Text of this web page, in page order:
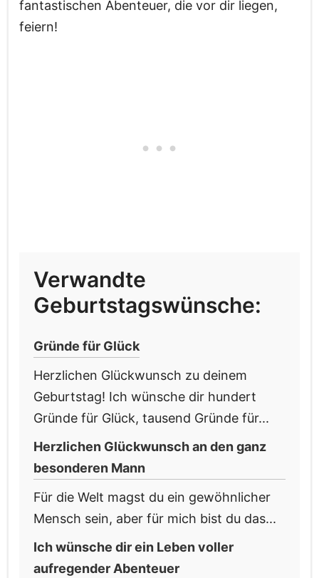
fantastischen Abenteuer, die vor dir liegen,
feiern!
Verwandte
Geburtstagswünsche:
Gründe für Glück
Herzlichen Glückwunsch zu deinem
Geburtstag! Ich wünsche dir hundert
Gründe für Glück, tausend Gründe für...
Herzlichen Glückwunsch an den ganz
besonderen Mann
Für die Welt magst du ein gewöhnlicher
Mensch sein, aber für mich bist du das...
Ich wünsche dir ein Leben voller
aufregender Abenteuer